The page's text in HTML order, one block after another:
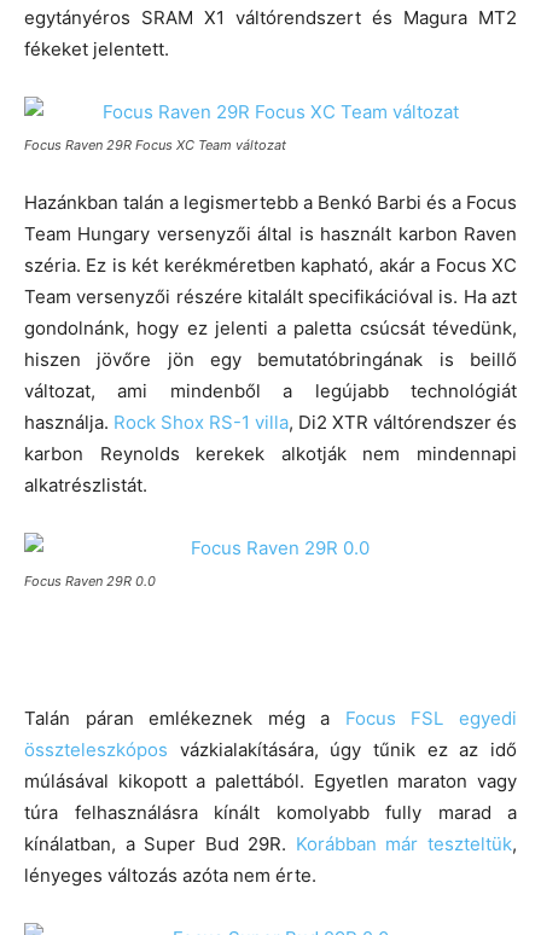
egytányéros SRAM X1 váltórendszert és Magura MT2
fékeket jelentett.
Focus Raven 29R Focus XC Team változat
Hazánkban talán a legismertebb a Benkó Barbi és a Focus
Team Hungary versenyzői által is használt karbon Raven
széria. Ez is két kerékméretben kapható, akár a Focus XC
Team versenyzői részére kitalált specifikációval is. Ha azt
gondolnánk, hogy ez jelenti a paletta csúcsát tévedünk,
hiszen jövőre jön egy bemutatóbringának is beillő
változat, ami mindenből a legújabb technológiát
használja. Rock Shox RS-1 villa, Di2 XTR váltórendszer és
karbon Reynolds kerekek alkotják nem mindennapi
alkatrészlistát.
Focus Raven 29R 0.0
Talán páran emlékeznek még a Focus FSL egyedi
összteleszkópos vázkialakítására, úgy tűnik ez az idő
múlásával kikopott a palettából. Egyetlen maraton vagy
túra felhasználásra kínált komolyabb fully marad a
kínálatban, a Super Bud 29R. Korábban már teszteltük,
lényeges változás azóta nem érte.